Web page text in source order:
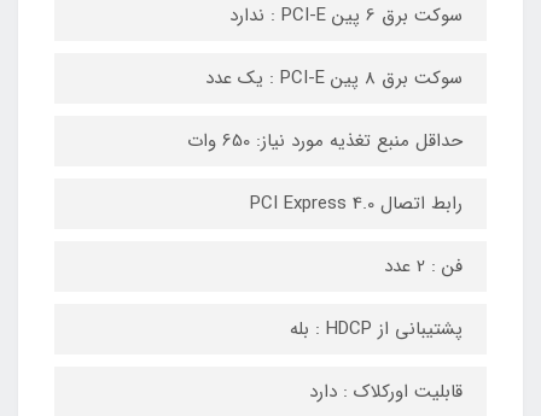
سوکت برق 6 پین PCI-E : ندارد
سوکت برق 8 پین PCI-E : یک عدد
حداقل منبع تغذیه مورد نیاز: 650 وات
رابط اتصال PCI Express 4.0
فن : 2 عدد
پشتیبانی از HDCP : بله
قابلیت اورکلاک : دارد